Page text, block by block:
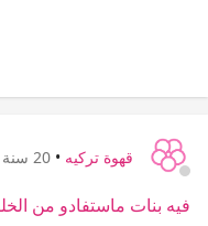
قهوة تركيه • 20 سنة
فيه بنات ماستفادو من